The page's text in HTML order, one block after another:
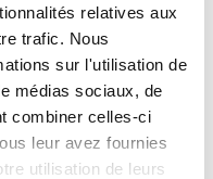
relatives aux
trafic. Nous
sur l'utilisation de
médias sociaux, de
combiner celles-ci
leur avez fournies
utilisation de leurs